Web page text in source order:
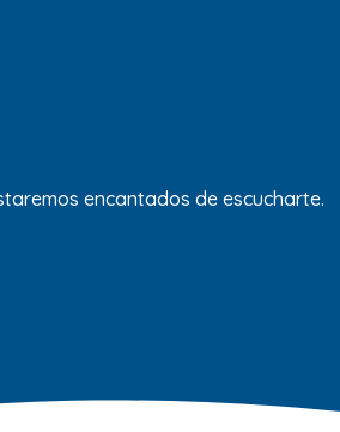
encantados de escucharte.